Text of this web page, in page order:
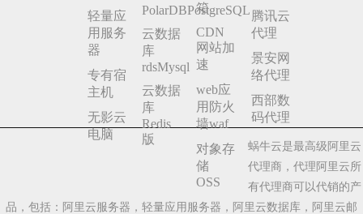
轻量应
用服务
器
专有宿
主机
无影云
电脑
PolarDBPostgreSQL
云数据
库
rdsMysql
云数据
库
Redis
版
箱
CDN
网站加
速
web应
用防火
墙waf
对象存
储
OSS
腾讯云
代理
景安网
络代理
西部数
码代理
蜗牛云是最高级阿里云
代理商，代理阿里云所
有代理商可以代销的产
品，包括：阿里云服务器，轻量应用服务器，阿里云数据库，阿里云邮